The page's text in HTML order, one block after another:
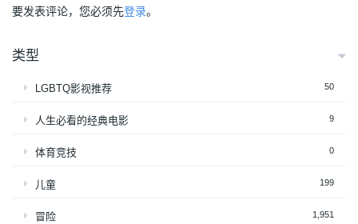
要发表评论，您必须先登录。
类型
LGBTQ影视推荐 50
人生必看的经典电影 9
体育竞技 0
儿童 199
冒险 1,951